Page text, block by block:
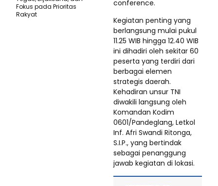
conference.
Kegiatan penting yang
berlangsung mulai pukul
11.25 WIB hingga 12.40 WIB
ini dihadiri oleh sekitar 60
peserta yang terdiri dari
berbagai elemen
strategis daerah.
Kehadiran unsur TNI
diwakili langsung oleh
Komandan Kodim
0601/Pandeglang, Letkol
Inf. Afri Swandi Ritonga,
S.I.P., yang bertindak
sebagai penanggung
jawab kegiatan di lokasi.
Fokus pada Prioritas
Rakyat